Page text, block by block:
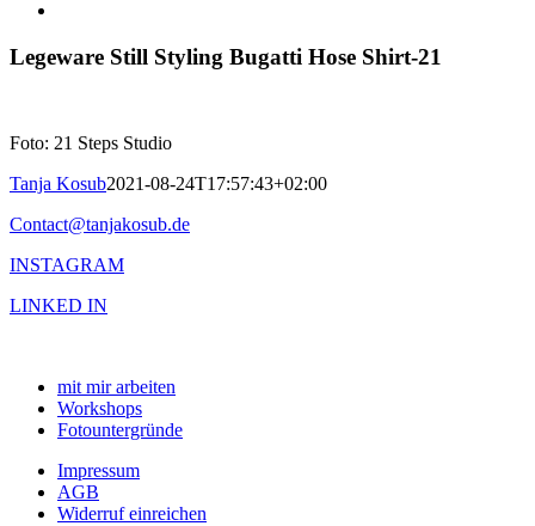
Legeware Still Styling Bugatti Hose Shirt-21
Foto: 21 Steps Studio
Tanja Kosub2021-08-24T17:57:43+02:00
Contact@tanjakosub.de
INSTAGRAM
LINKED IN
mit mir arbeiten
Workshops
Fotountergründe
Impressum
AGB
Widerruf einreichen